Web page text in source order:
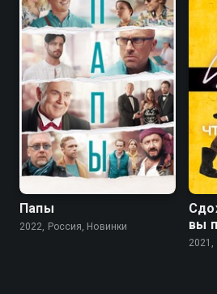
Папы
2022, Россия, Новинки
вы
2021,